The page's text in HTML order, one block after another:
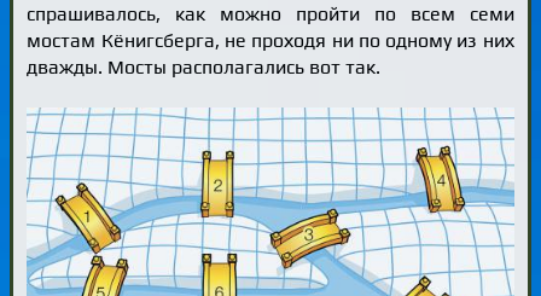
спрашивалось, как можно пройти по всем семи
мостам Кёнигсберга, не проходя ни по одному из них
дважды. Мосты располагались вот так.